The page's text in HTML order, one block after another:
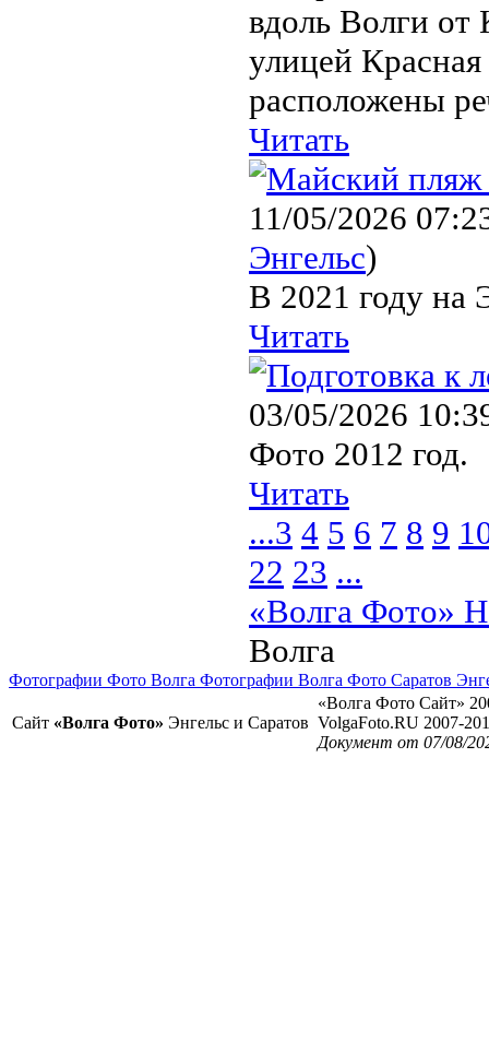
вдоль Волги от
улицей
расположены
Читать
11/05/2026
Энгельс)
В 2021 году на
Читать
03/05/2026
Фото 2012 год.
Читать
...3 4 5 6 7 8 9
22 23 ...
«Волга Фото»
Волга
Фотографии Фото Волга Фотографии Волга Фото Саратов
Сайт «Волга Фото» Энгельс и Саратов
«Волга Фото Сайт»
VolgaFoto.RU 2007-
Документ от 07/08/